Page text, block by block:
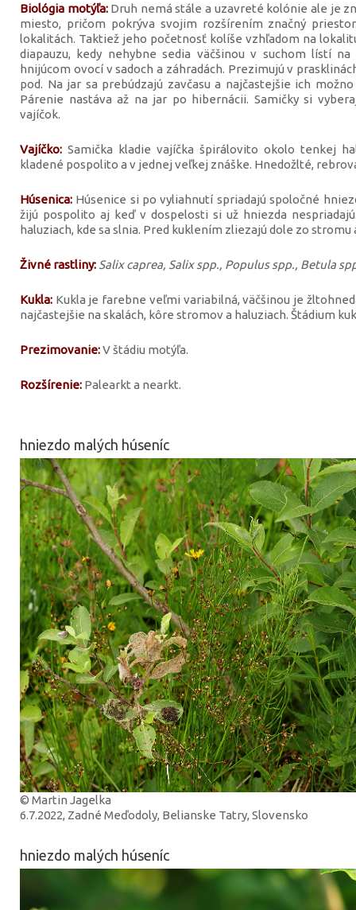
Biológia motýľa:Druh nemá stále a uzavreté kolónie ale je
miesto, pričom pokrýva svojim rozšírením značný
lokalitách. Taktiež jeho početnosť kolíše vzhľadom na
diapauzu, kedy nehybne sedia väčšinou v suchom lístí
hnijúcom ovocí v sadoch a záhradách. Prezimujú v
pod. Na jar sa prebúdzajú zavčasu a najčastejšie ich
Párenie nastáva až na jar po hibernácii. Samičky si
vajíčok.
Vajíčko: Samička kladie vajíčka špirálovito okolo tenkej
kladené pospolito a v jednej veľkej znáške. Hnedožlté,
Húsenica: Húsenice si po vyliahnutí spriadajú spoločné
žijú pospolito aj keď v dospelosti si už hniezda
haluziach, kde sa slnia. Pred kuklením zliezajú dole zo
Živné rastliny: Salix caprea, Salix spp., Populus spp., Betula
Kukla: Kukla je farebne veľmi variabilná, väčšinou je
najčastejšie na skalách, kôre stromov a haluziach. Štádium
Prezimovanie:V štádiu motýľa.
Rozšírenie: Palearkt a nearkt.
hniezdo malých húseníc
© Martin Jagelka
6.7.2022, Zadné Meďodoly, Belianske Tatry, Slovensko
hniezdo malých húseníc